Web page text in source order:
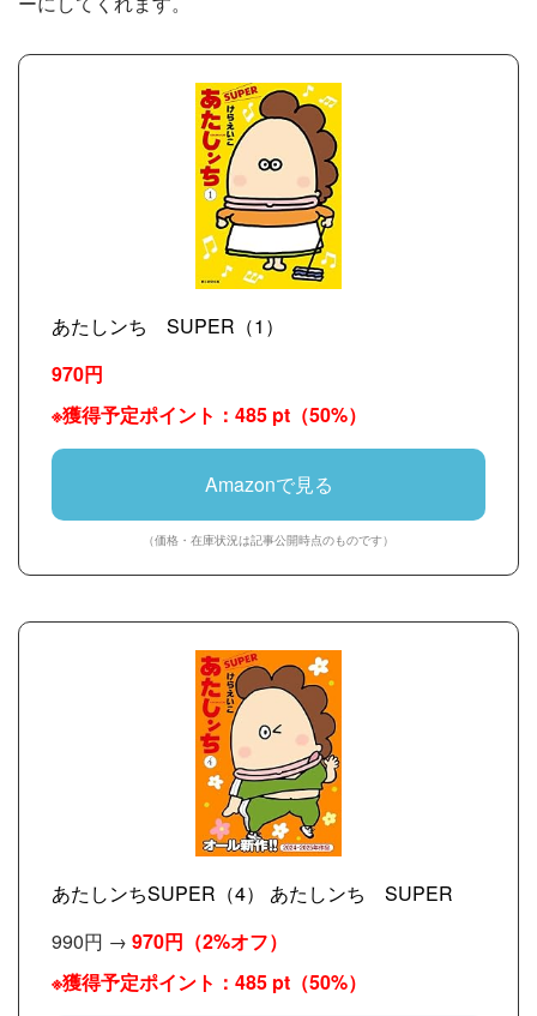
あたしンち SUPER（1）
970円
※獲得予定ポイント：485 pt（50%）
Amazonで見る
（価格・在庫状況は記事公開時点のものです）
あたしンちSUPER（4） あたしンち SUPER
990円 → 970円 （2%オフ）
※獲得予定ポイント：485 pt（50%）